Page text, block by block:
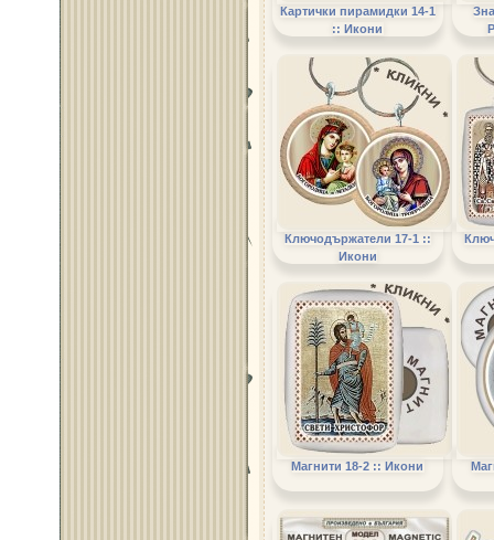
Картички пирамидки 14-1
:: Икони
Ключодържатели 17-1 ::
Икони
Магнити 18-2 :: Икони